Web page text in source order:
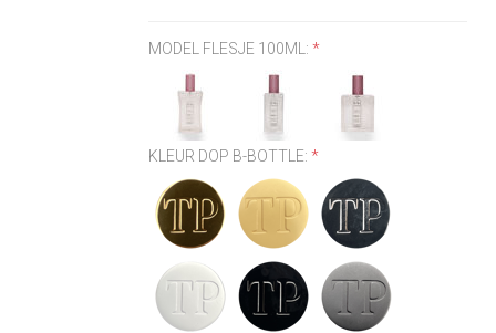
MODEL FLESJE 100ML:*
KLEUR DOP B-BOTTLE:*